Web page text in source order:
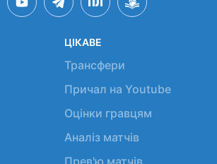
ЦІКАВЕ
Трансфери
Причал на Youtube
Оцінки гравцям
Аналіз матчів
Прев'ю матчів